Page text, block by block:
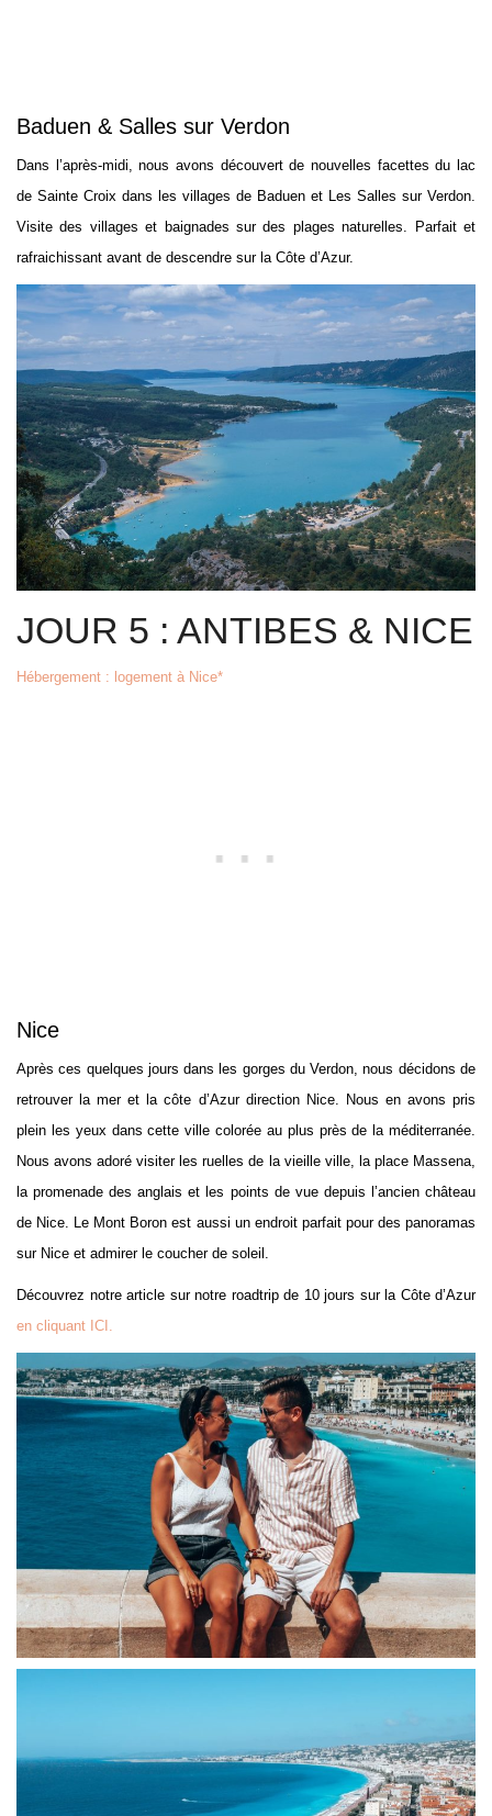
Baduen & Salles sur Verdon
Dans l’après-midi, nous avons découvert de nouvelles facettes du lac
de Sainte Croix dans les villages de Baduen et Les Salles sur Verdon.
Visite des villages et baignades sur des plages naturelles. Parfait et
rafraichissant avant de descendre sur la Côte d’Azur.
JOUR 5 : ANTIBES & NICE
Hébergement : logement à Nice*
Nice
Après ces quelques jours dans les gorges du Verdon, nous décidons de
retrouver la mer et la côte d’Azur direction Nice. Nous en avons pris
plein les yeux dans cette ville colorée au plus près de la méditerranée.
Nous avons adoré visiter les ruelles de la vieille ville, la place Massena,
la promenade des anglais et les points de vue depuis l’ancien château
de Nice. Le Mont Boron est aussi un endroit parfait pour des panoramas
sur Nice et admirer le coucher de soleil.
Découvrez notre article sur notre roadtrip de 10 jours sur la Côte d’Azur
en cliquant ICI.